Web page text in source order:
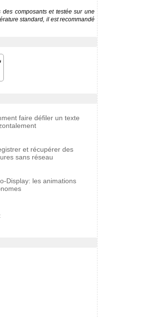
composants et testée sur une
standard, il est recommandé
faire défiler un texte
et récupérer des
sans réseau
Display: les animations